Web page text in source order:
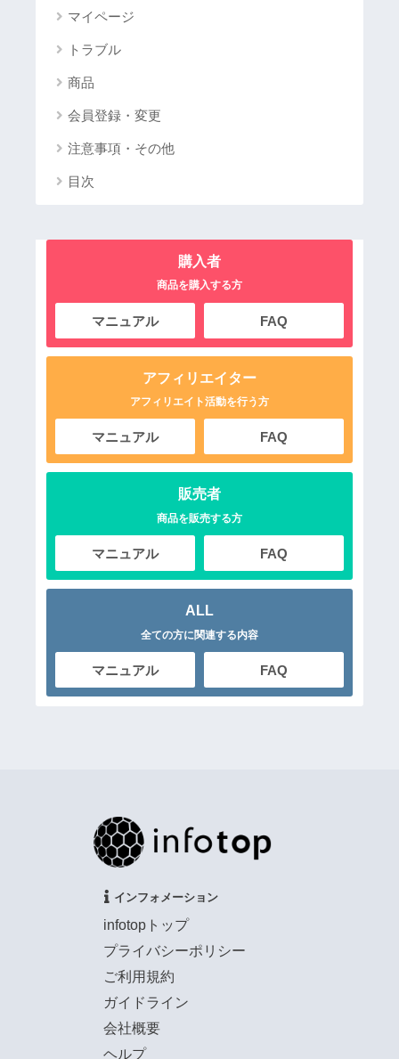
マイページ
トラブル
商品
会員登録・変更
注意事項・その他
目次
購入者
商品を購入する方
マニュアル FAQ
アフィリエイター
アフィリエイト活動を行う方
マニュアル FAQ
販売者
商品を販売する方
マニュアル FAQ
ALL
全ての方に関連する内容
マニュアル FAQ
インフォメーション
infotopトップ
プライバシーポリシー
ご利用規約
ガイドライン
会社概要
ヘルプ